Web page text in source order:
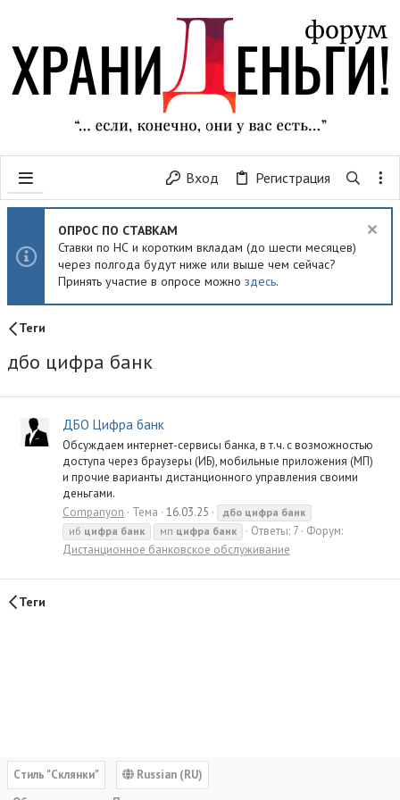
Вход Регистрация
ОПРОС ПО СТАВКАМ
Ставки по НС и коротким вкладам (до шести месяцев)
через полгода будут ниже или выше чем сейчас?
Принять участие в опросе можно здесь.
Теги
дбо цифра банк
ДБО Цифра банк
Обсуждаем интернет-сервисы банка, в т.ч. с возможностью
доступа через браузеры (ИБ), мобильные приложения (МП)
и прочие варианты дистанционного управления своими
деньгами.
Companyon
Тема 16.03.25 дбо цифра банк
иб цифра банк мп цифра банк Ответы: 7 Форум:
Дистанционное банковское обслуживание
Теги
Cтиль "Склянки"
Russian (RU)